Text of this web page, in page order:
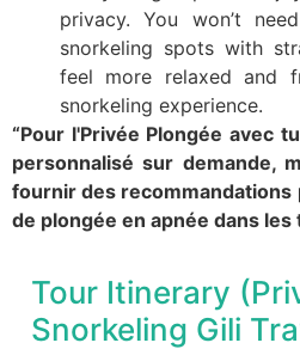
privacy. You won’t
snorkeling spots with
feel more relaxed and
snorkeling experience.
“Pour l'Privée Plongée avec
personnalisé sur demande,
fournir des
de plongée en apnée dans les
Tour Itinerary
Snorkeling Gili